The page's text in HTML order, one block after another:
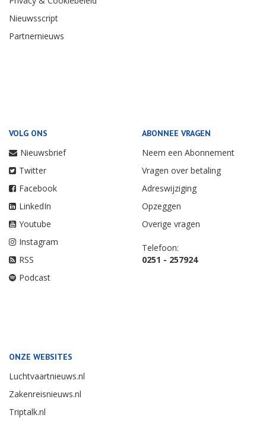
Nieuwsscript
Partnernieuws
VOLG ONS
Nieuwsbrief
Twitter
Facebook
LinkedIn
Youtube
Instagram
RSS
Podcast
ABONNEE VRAGEN
Neem een Abonnement
Vragen over betaling
Adreswijziging
Opzeggen
Overige vragen
Telefoon:
0251 - 257924
ONZE WEBSITES
Luchtvaartnieuws.nl
Zakenreisnieuws.nl
Triptalk.nl